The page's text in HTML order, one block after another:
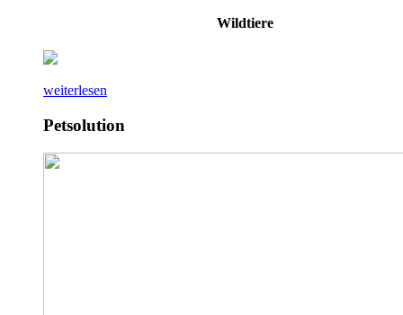
Wildtiere
weiterlesen
Petsolution